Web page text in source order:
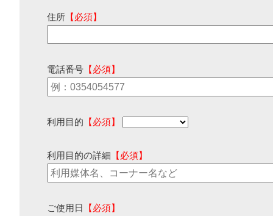
住所 【必須】
電話番号 【必須】
利用目的 【必須】
利用目的の詳細 【必須】
ご使用日 【必須】